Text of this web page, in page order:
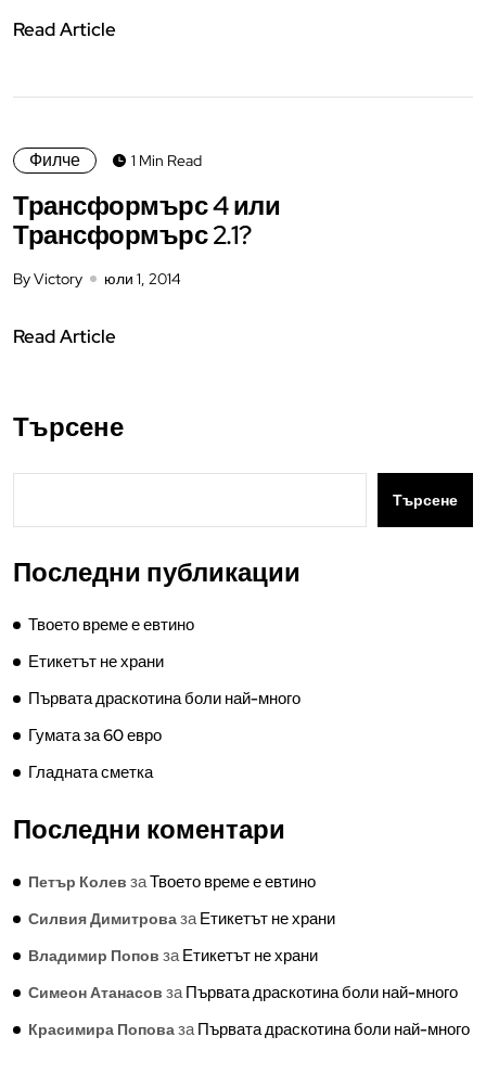
Read Article
Филче 1 Min Read
Трансформърс 4 или
Трансформърс 2.1?
By Victory юли 1, 2014
Read Article
Търсене
Търсене
Последни публикации
Твоето време е евтино
Етикетът не храни
Първата драскотина боли най-много
Гумата за 60 евро
Гладната сметка
Последни коментари
Петър Колев заТвоето време е евтино
Силвия ДимитровазаЕтикетът не храни
Владимир Попов заЕтикетът не храни
Симеон Атанасов заПървата драскотина боли най-много
Красимира ПоповазаПървата драскотина боли най-много